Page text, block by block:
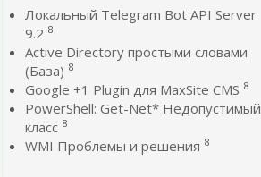
Локальный Telegram Bot API Server
9.2 8
Active Directory простыми словами
(База) 8
Google +1 Plugin для MaxSite CMS 8
PowerShell: Get-Net* Недопустимый
класс 8
WMI Проблемы и решения 8